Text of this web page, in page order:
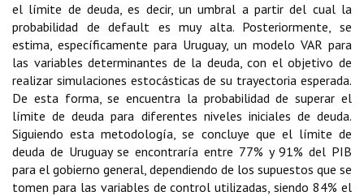
el límite de deuda, es decir, un umbral a partir del cual la
probabilidad de default es muy alta. Posteriormente, se
estima, específicamente para Uruguay, un modelo VAR para
las variables determinantes de la deuda, con el objetivo de
realizar simulaciones estocásticas de su trayectoria esperada.
De esta forma, se encuentra la probabilidad de superar el
límite de deuda para diferentes niveles iniciales de deuda.
Siguiendo esta metodología, se concluye que el límite de
deuda de Uruguay se encontraría entre 77% y 91% del PIB
para el gobierno general, dependiendo de los supuestos que se
tomen para las variables de control utilizadas, siendo 84% el